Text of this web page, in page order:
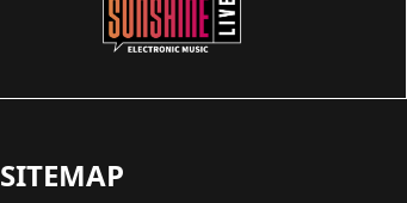
SITEMAP